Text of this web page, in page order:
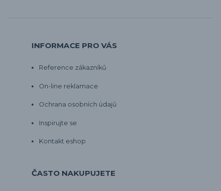
INFORMACE PRO VÁS
Reference zákazníků
On-line reklamace
Ochrana osobních údajů
Inspirujte se
Kontakt eshop
ČASTO NAKUPUJETE